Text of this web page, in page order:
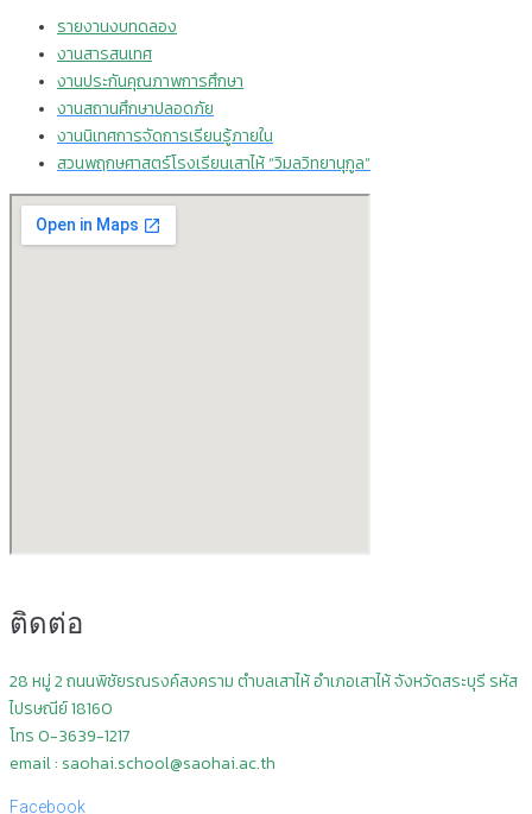
รายงานงบทดลอง
งานสารสนเทศ
งานประกันคุณภาพการศึกษา
งานสถานศึกษาปลอดภัย
งานนิเทศการจัดการเรียนรู้ภายใน
สวนพฤกษศาสตร์โรงเรียนเสาไห้ “วิมลวิทยานุกูล”
ติดต่อ
28 หมู่ 2 ถนนพิชัยรณรงค์สงคราม ตำบลเสาไห้ อำเภอเสาไห้ จังหวัดสระบุรี รหัส
ไปรษณีย์ 18160
โทร 0-3639-1217
email : saohai.school@saohai.ac.th
Facebook